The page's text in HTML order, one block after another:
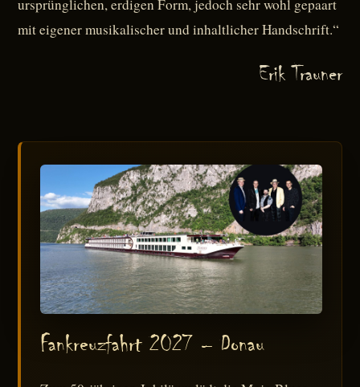
ursprünglichen, erdigen Form, jedoch sehr wohl gepaart
mit eigener musikalischer und inhaltlicher Handschrift.“
Erik Trauner
Fankreuzfahrt 2027 – Donau